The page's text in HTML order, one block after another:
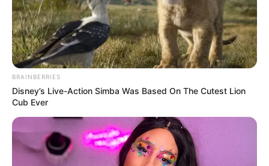
BRAINBERRIES
Disney’s Live-Action Simba Was Based On The Cutest Lion
Cub Ever